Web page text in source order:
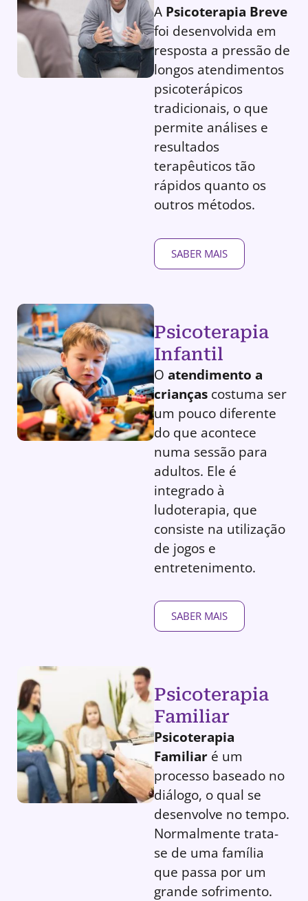
A Psicoterapia Breve
foi desenvolvida em
resposta a pressão de
longos atendimentos
psicoterápicos
tradicionais, o que
permite análises e
resultados
terapêuticos tão
rápidos quanto os
outros métodos.
SABER MAIS
Psicoterapia
Infantil
O atendimento a
crianças costuma ser
um pouco diferente
do que acontece
numa sessão para
adultos. Ele é
integrado à
ludoterapia, que
consiste na utilização
de jogos e
entretenimento.
SABER MAIS
Psicoterapia
Familiar
Psicoterapia
Familiar é um
processo baseado no
diálogo, o qual se
desenvolve no tempo.
Normalmente trata-
se de uma família
que passa por um
grande sofrimento.